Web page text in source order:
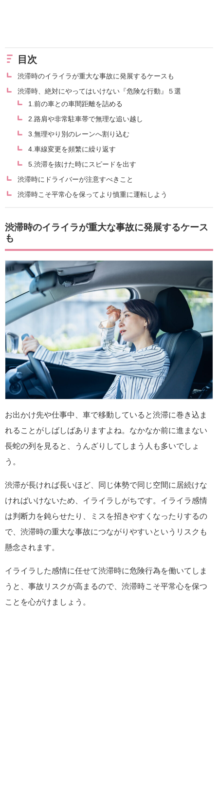
目次
渋滞時のイライラが重大な事故に発展するケースも
渋滞時、絶対にやってはいけない『危険な行動』５選
1.前の車との車間距離を詰める
2.路肩や非常駐車帯で無理な追い越し
3.無理やり別のレーンへ割り込む
4.車線変更を頻繁に繰り返す
5.渋滞を抜けた時にスピードを出す
渋滞時にドライバーが注意すべきこと
渋滞時こそ平常心を保ってより慎重に運転しよう
渋滞時のイライラが重大な事故に発展するケース
も
お出かけ先や仕事中、車で移動していると渋滞に巻き込ま
れることがしばしばありますよね。なかなか前に進まない
長蛇の列を見ると、うんざりしてしまう人も多いでしょ
う。
渋滞が長ければ長いほど、同じ体勢で同じ空間に居続けな
ければいけないため、イライラしがちです。イライラ感情
は判断力を鈍らせたり、ミスを招きやすくなったりするの
で、渋滞時の重大な事故につながりやすいというリスクも
懸念されます。
イライラした感情に任せて渋滞時に危険行為を働いてしま
うと、事故リスクが高まるので、渋滞時こそ平常心を保つ
ことを心がけましょう。